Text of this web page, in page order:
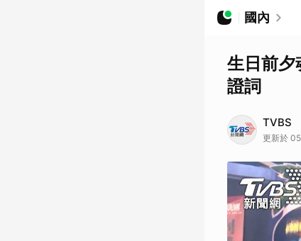
國內
生日前
證詞
TVBS
更新於